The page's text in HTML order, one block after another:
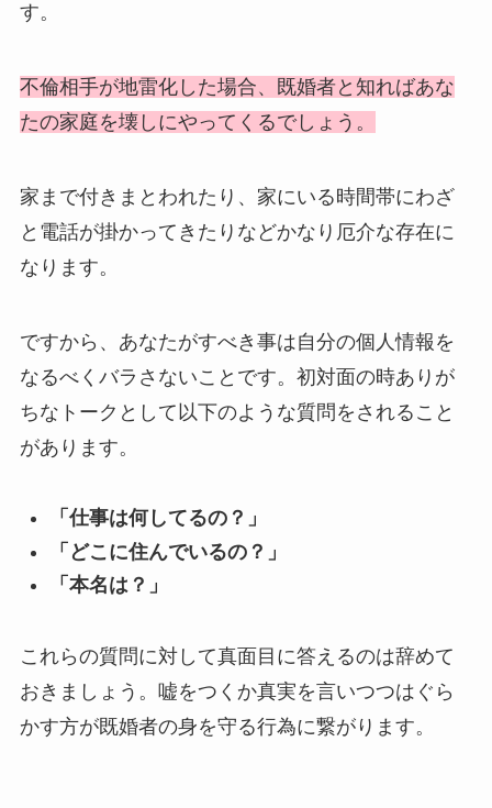
す。
不倫相手が地雷化した場合、既婚者と知ればあな
たの家庭を壊しにやってくるでしょう。
家まで付きまとわれたり、家にいる時間帯にわざ
と電話が掛かってきたりなどかなり厄介な存在に
なります。
ですから、あなたがすべき事は自分の個人情報を
なるべくバラさないことです。初対面の時ありが
ちなトークとして以下のような質問をされること
があります。
「仕事は何してるの？」
「どこに住んでいるの？」
「本名は？」
これらの質問に対して真面目に答えるのは辞めて
おきましょう。嘘をつくか真実を言いつつはぐら
かす方が既婚者の身を守る行為に繋がります。